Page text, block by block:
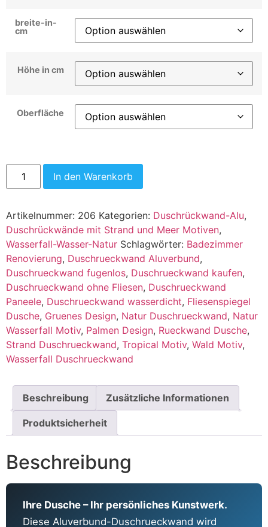
breite-in-
cm
Höhe in cm
Oberfläche
In den Warenkorb
Artikelnummer: 206 Kategorien: Duschrückwand-Alu,
Duschrückwände mit Strand und Meer Motiven,
Wasserfall-Wasser-Natur Schlagwörter: Badezimmer
Renovierung, Duschrueckwand Aluverbund,
Duschrueckwand fugenlos, Duschrueckwand kaufen,
Duschrueckwand ohne Fliesen, Duschrueckwand
Paneele, Duschrueckwand wasserdicht, Fliesenspiegel
Dusche, Gruenes Design, Natur Duschrueckwand, Natur
Wasserfall Motiv, Palmen Design, Rueckwand Dusche,
Strand Duschrueckwand, Tropical Motiv, Wald Motiv,
Wasserfall Duschrueckwand
Beschreibung Zusätzliche Informationen
Produktsicherheit
Beschreibung
Ihre Dusche – Ihr persönliches Kunstwerk.
Diese Aluverbund-Duschrueckwand wird